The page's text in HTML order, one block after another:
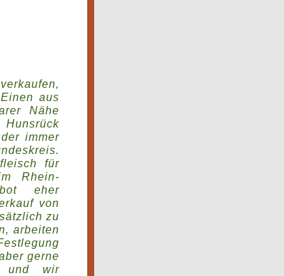
aus
Nähe
immer
für
Rhein-
eher
von
zu
arbeiten
gerne
und wir